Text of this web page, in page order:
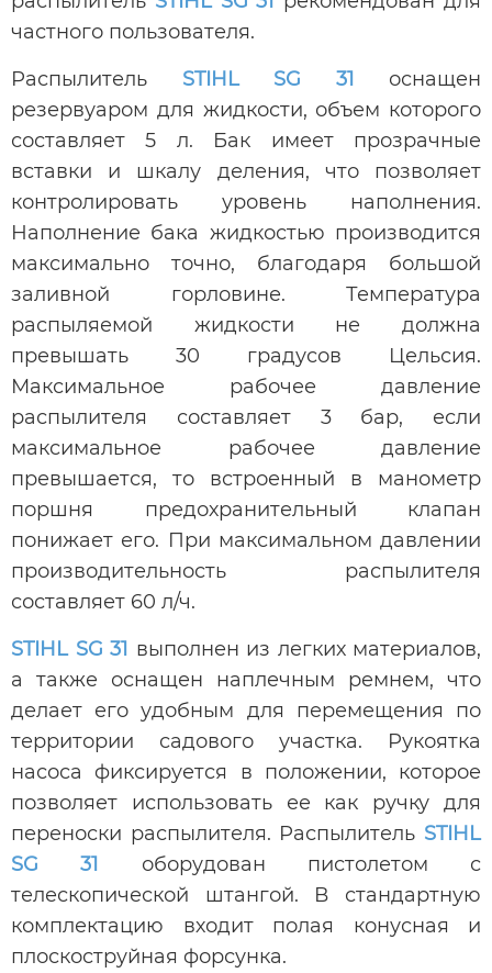
частного пользователя.
Распылитель STIHL SG 31 оснащен
резервуаром для жидкости, объем которого
составляет 5 л. Бак имеет прозрачные
вставки и шкалу деления, что позволяет
контролировать уровень наполнения.
Наполнение бака жидкостью производится
максимально точно, благодаря большой
заливной горловине. Температура
распыляемой жидкости не должна
превышать 30 градусов Цельсия.
Максимальное рабочее давление
распылителя составляет 3 бар, если
максимальное рабочее давление
превышается, то встроенный в манометр
поршня предохранительный клапан
понижает его. При максимальном давлении
производительность распылителя
составляет 60 л/ч.
STIHL SG 31 выполнен из легких материалов,
а также оснащен наплечным ремнем, что
делает его удобным для перемещения по
территории садового участка. Рукоятка
насоса фиксируется в положении, которое
позволяет использовать ее как ручку для
переноски распылителя. Распылитель STIHL
SG 31 оборудован пистолетом с
телескопической штангой. В стандартную
комплектацию входит полая конусная и
плоскоструйная форсунка.